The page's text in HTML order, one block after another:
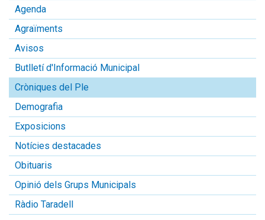
Agenda
Agraïments
Avisos
Butlletí d'Informació Municipal
Cròniques del Ple
Demografia
Exposicions
Notícies destacades
Obituaris
Opinió dels Grups Municipals
Ràdio Taradell